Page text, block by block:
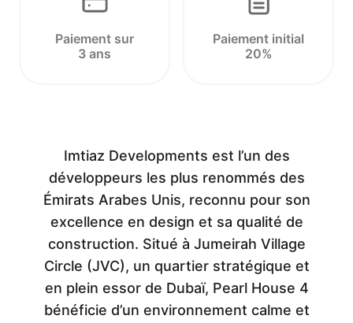
Paiement sur
3 ans
Paiement initial
20%
Imtiaz Developments est l’un des
développeurs les plus renommés des
Émirats Arabes Unis, reconnu pour son
excellence en design et sa qualité de
construction. Situé à Jumeirah Village
Circle (JVC), un quartier stratégique et
en plein essor de Dubaï, Pearl House 4
bénéficie d’un environnement calme et